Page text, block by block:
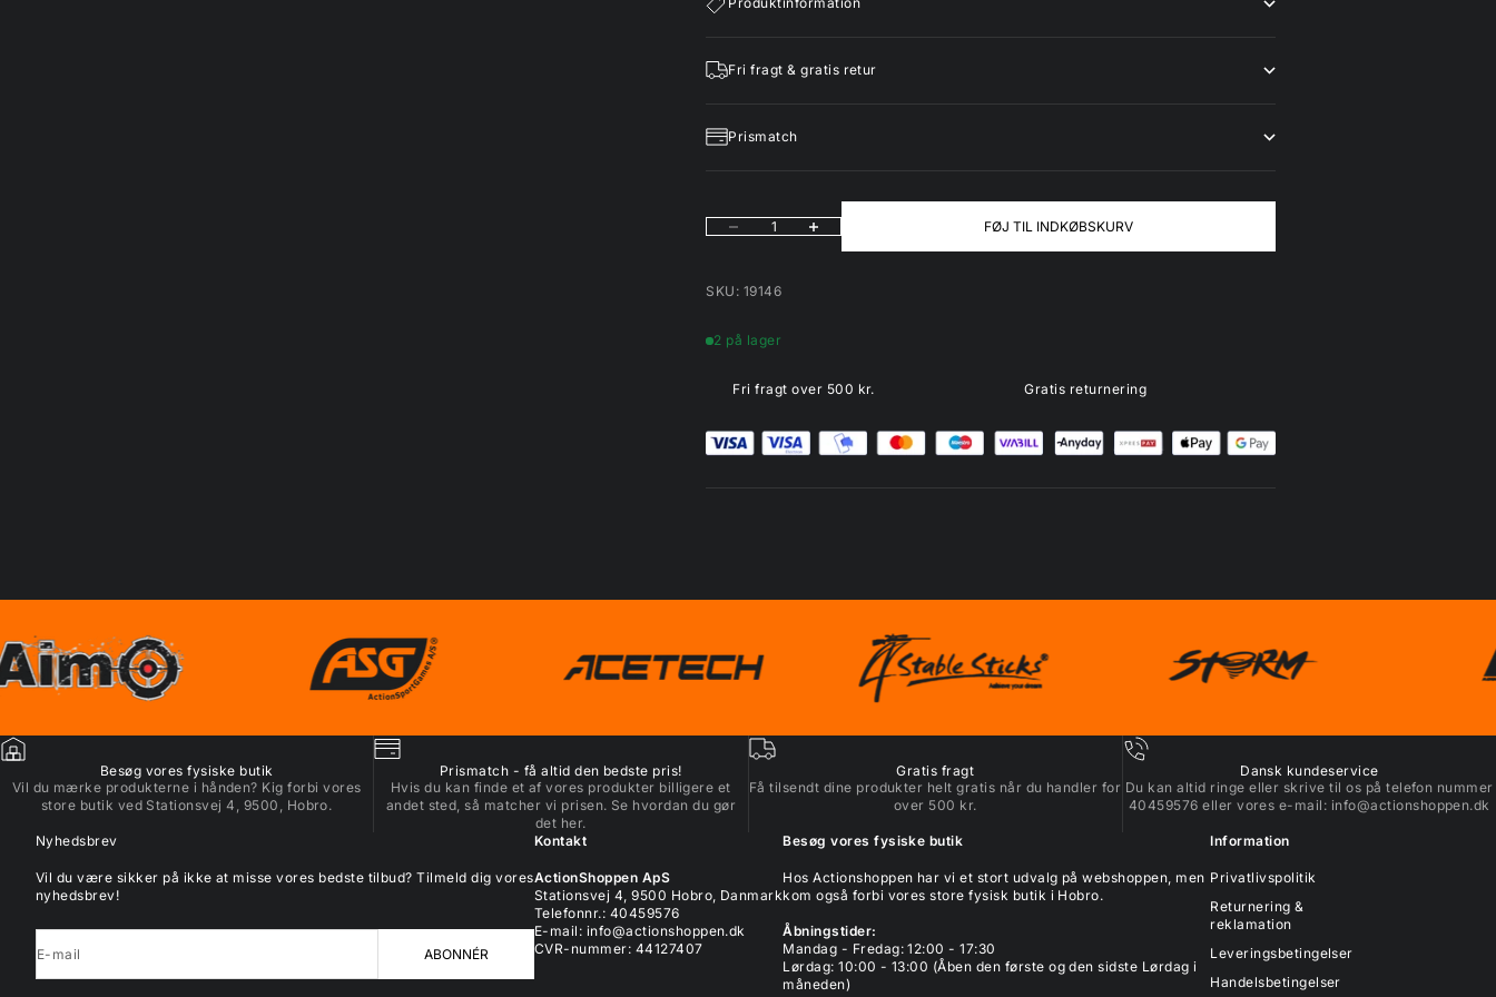
Fri fragt & gratis retur
Prismatch
Sænk antal Øg antal FØJ TIL INDKØBSKURV
SKU: 19146
2 på lager
Fri fragt over 500 kr. Gratis returnering
Besøg vores fysiske butik
Vil du mærke produkterne i hånden? Kig forbi vores
store butik ved Stationsvej 4, 9500, Hobro.
Prismatch - få altid den bedste pris!
Hvis du kan finde et af vores produkter billigere et
andet sted, så matcher vi prisen. Se hvordan du gør
det her.
Gratis fragt
Få tilsendt dine produkter helt gratis når du handler for
over 500 kr.
Dansk kundeservice
Du kan altid ringe eller skrive til os på telefon nummer
40459576 eller vores e-mail: info@actionshoppen.dk
Nyhedsbrev
Vil du være sikker på ikke at misse vores bedste tilbud? Tilmeld dig vores
nyhedsbrev!
E-mail ABONNÉR
Kontakt
ActionShoppen ApS
Stationsvej 4, 9500 Hobro, Danmark
Telefonnr.: 40459576
E-mail: info@actionshoppen.dk
CVR-nummer: 44127407
Besøg vores fysiske butik
Hos Actionshoppen har vi et stort udvalg på webshoppen, men
kom også forbi vores store fysisk butik i Hobro.
Åbningstider:
Mandag - Fredag: 12:00 - 17:30
Lørdag: 10:00 - 13:00 (Åben den første og den sidste Lørdag i
måneden)
Information
Privatlivspolitik
Returnering &
reklamation
Leveringsbetingelser
Handelsbetingelser